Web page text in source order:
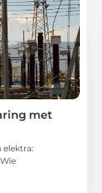
met
elektra: